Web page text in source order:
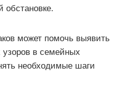
обстановке.
может помочь выявить
узоров в семейных
необходимые шаги